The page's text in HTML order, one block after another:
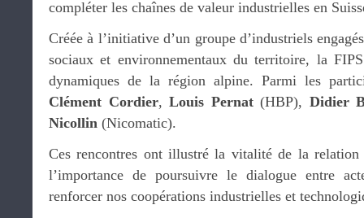
compléter les chaînes de valeur industrielles en
Créée à l’initiative d’un groupe d’industriels
sociaux et environnementaux du territoire, la
dynamiques de la région alpine. Parmi les
Clément Cordier,Louis Pernat(HBP), Didier
Nicollin (Nicomatic).
Ces rencontres ont illustré la vitalité de la relation
l’importance de poursuivre le dialogue entre
renforcer nos coopérations industrielles et